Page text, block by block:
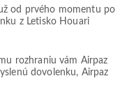
od prvého momentu po
z Letisko Houari
rozhraniu vám Airpaz
dovolenku, Airpaz